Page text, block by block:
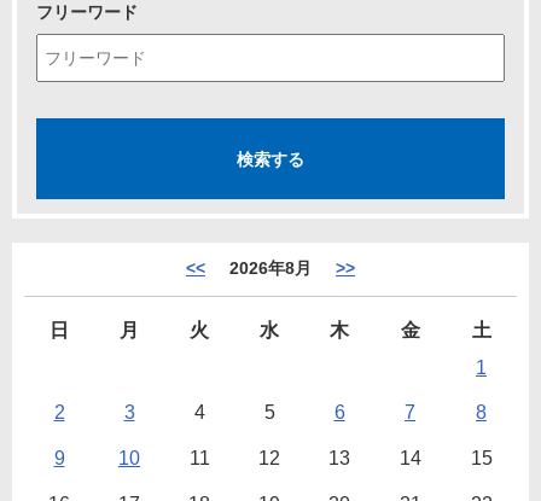
フリーワード
<< 2026年8月 >>
日 月 火 水 木 金
土
1
2 3 4 5 6 7 8
9 10 11 12 13 14 15